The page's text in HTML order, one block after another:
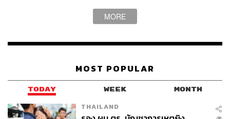
MORE
MOST POPULAR
TODAY WEEK MONTH
THAILAND